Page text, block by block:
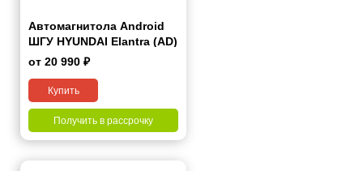
Автомагнитола Android
ШГУ HYUNDAI Elantra (AD)
2016-2018, Avante 2015-
от 20 990 ₽
Купить
Получить в рассрочку